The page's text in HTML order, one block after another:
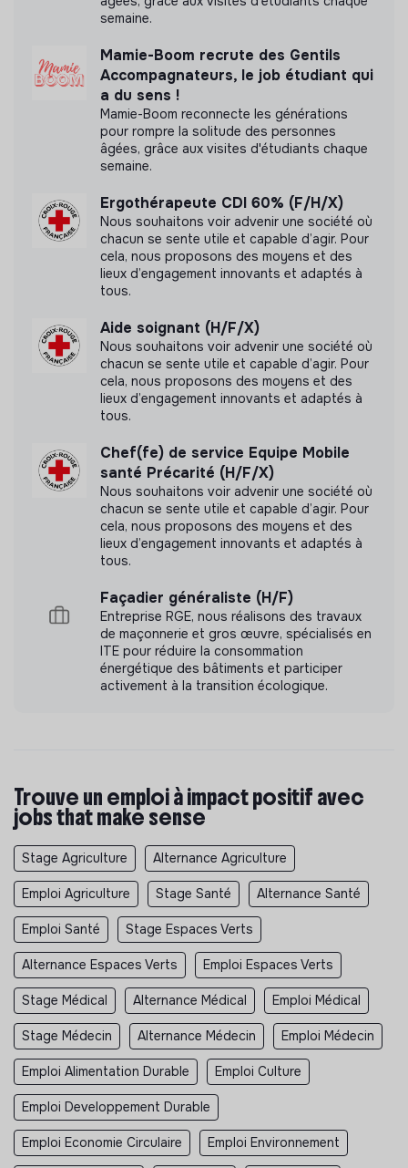
semaine.
Mamie-Boom recrute des Gentils
Accompagnateurs, le job étudiant qui
a du sens !
Mamie-Boom reconnecte les générations
pour rompre la solitude des personnes
âgées, grâce aux visites d'étudiants chaque
semaine.
Ergothérapeute CDI 60% (F/H/X)
Nous souhaitons voir advenir une société où
chacun se sente utile et capable d’agir. Pour
cela, nous proposons des moyens et des
lieux d’engagement innovants et adaptés à
tous.
Aide soignant (H/F/X)
Nous souhaitons voir advenir une société où
chacun se sente utile et capable d’agir. Pour
cela, nous proposons des moyens et des
lieux d’engagement innovants et adaptés à
tous.
Chef(fe) de service Equipe Mobile
santé Précarité (H/F/X)
Nous souhaitons voir advenir une société où
chacun se sente utile et capable d’agir. Pour
cela, nous proposons des moyens et des
lieux d’engagement innovants et adaptés à
tous.
Façadier généraliste (H/F)
Entreprise RGE, nous réalisons des travaux
de maçonnerie et gros œuvre, spécialisés en
ITE pour réduire la consommation
énergétique des bâtiments et participer
activement à la transition écologique.
Trouve un emploi à impact positif avec
jobs that make sense
Stage Agriculture Alternance Agriculture
Emploi Agriculture Stage Santé Alternance Santé
Emploi Santé Stage Espaces Verts
Alternance Espaces Verts Emploi Espaces Verts
Stage Médical Alternance Médical Emploi Médical
Stage Médecin Alternance Médecin Emploi Médecin
Emploi Alimentation Durable Emploi Culture
Emploi Developpement Durable
Emploi Economie Circulaire Emploi Environnement